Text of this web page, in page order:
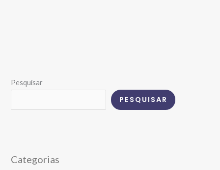
Pesquisar
PESQUISAR
Categorias